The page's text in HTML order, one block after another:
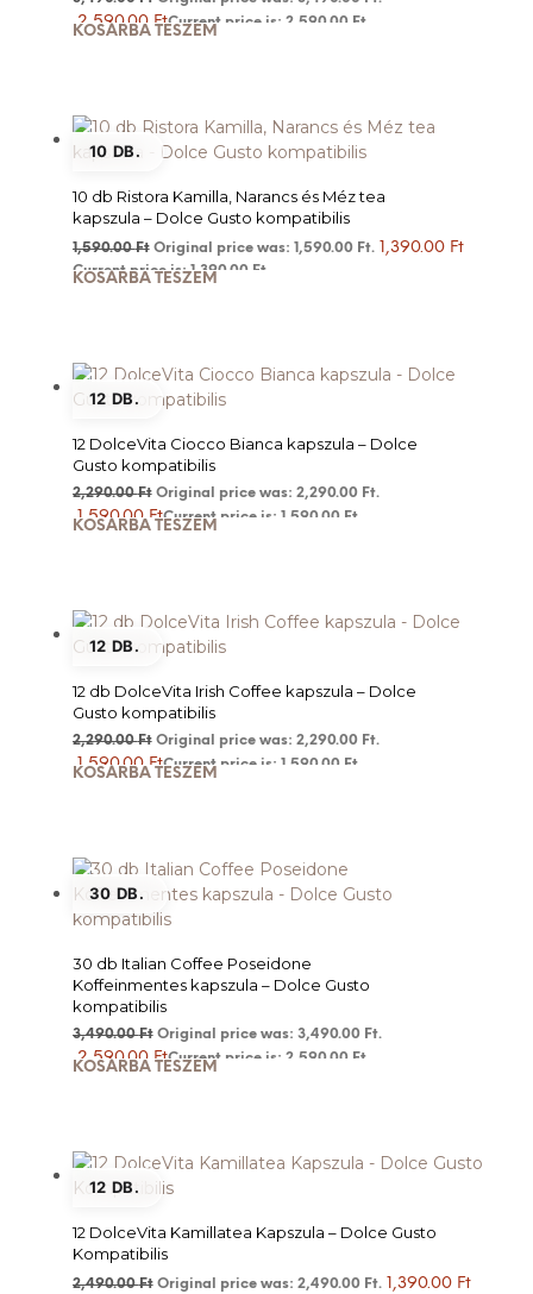
2,590.00 FtCurrent price is: 2,590.00 Ft.
KOSÁRBA TESZEM
10 DB.
10 db Ristora Kamilla, Narancs és Méz tea
kapszula – Dolce Gusto kompatibilis
1,590.00Ft Original price was: 1,590.00 Ft. 1,390.00 Ft
Current price is: 1,390.00 Ft.
KOSÁRBA TESZEM
12 DB.
12 DolceVita Ciocco Bianca kapszula – Dolce
Gusto kompatibilis
2,290.00Ft Original price was: 2,290.00 Ft.
1,590.00FtCurrent price is: 1,590.00 Ft.
KOSÁRBA TESZEM
12 DB.
12 db DolceVita Irish Coffee kapszula – Dolce
Gusto kompatibilis
2,290.00Ft Original price was: 2,290.00 Ft.
1,590.00FtCurrent price is: 1,590.00 Ft.
KOSÁRBA TESZEM
30 DB.
30 db Italian Coffee Poseidone
Koffeinmentes kapszula – Dolce Gusto
kompatibilis
3,490.00Ft Original price was: 3,490.00 Ft.
2,590.00 FtCurrent price is: 2,590.00 Ft.
KOSÁRBA TESZEM
12 DB.
12 DolceVita Kamillatea Kapszula – Dolce Gusto
Kompatibilis
2,490.00Ft Original price was: 2,490.00 Ft. 1,390.00 Ft